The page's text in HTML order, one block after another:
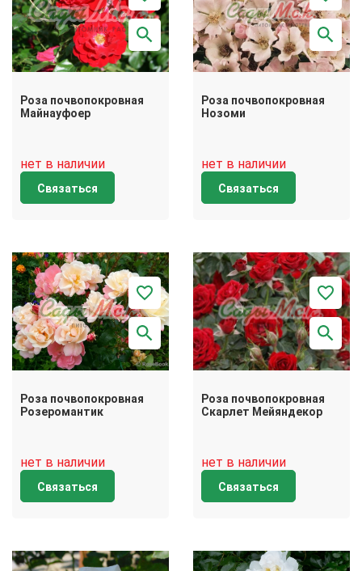
Роза почвопокровная
Майнауфоер
нет в наличии
Связаться
Роза почвопокровная
Нозоми
нет в наличии
Связаться
Роза почвопокровная
Розеромантик
нет в наличии
Связаться
Роза почвопокровная
Скарлет Мейяндекор
нет в наличии
Связаться